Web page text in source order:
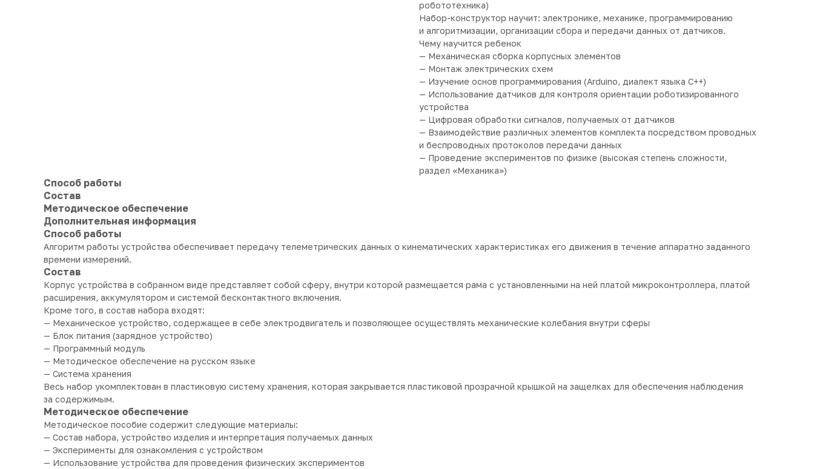
робототехника)
Набор-конструктор научит: электронике, механике, программированию
и алгоритмизации, организации сбора и передачи данных от датчиков.
Чему научится ребенок
— Механическая сборка корпусных элементов
— Монтаж электрических схем
— Изучение основ программирования (Arduino, диалект языка С++)
— Использование датчиков для контроля ориентации роботизированного
устройства
— Цифровая обработки сигналов, получаемых от датчиков
— Взаимодействие различных элементов комплекта посредством проводных
и беспроводных протоколов передачи данных
— Проведение экспериментов по физике (высокая степень сложности,
раздел «Механика»)
Способ работы
Состав
Методическое обеспечение
Дополнительная информация
Способ работы
Алгоритм работы устройства обеспечивает передачу телеметрических данных о кинематических характеристиках его движения в течение аппаратно заданного
времени измерений.
Состав
Корпус устройства в собранном виде представляет собой сферу, внутри которой размещается рама с установленными на ней платой микроконтроллера, платой
расширения, аккумулятором и системой бесконтактного включения.
Кроме того, в состав набора входят:
— Механическое устройство, содержащее в себе электродвигатель и позволяющее осуществлять механические колебания внутри сферы
— Блок питания (зарядное устройство)
— Программный модуль
— Методическое обеспечение на русском языке
— Система хранения
Весь набор укомплектован в пластиковую систему хранения, которая закрывается пластиковой прозрачной крышкой на защелках для обеспечения наблюдения
за содержимым.
Методическое обеспечение
Методическое пособие содержит следующие материалы:
— Состав набора, устройство изделия и интерпретация получаемых данных
— Эксперименты для ознакомления с устройством
— Использование устройства для проведения физических экспериментов